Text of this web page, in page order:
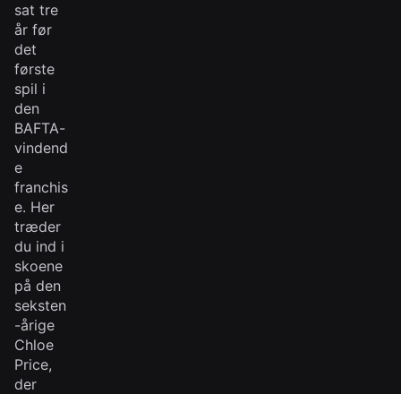
sat tre
år før
det
første
spil i
den
BAFTA-
vindend
e
franchis
e. Her
træder
du ind i
skoene
på den
seksten
-årige
Chloe
Price,
der